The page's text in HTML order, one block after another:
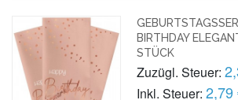
BIRTHDAY
STÜCK
Zuzügl. Steuer:
Inkl. Steuer: 2,79